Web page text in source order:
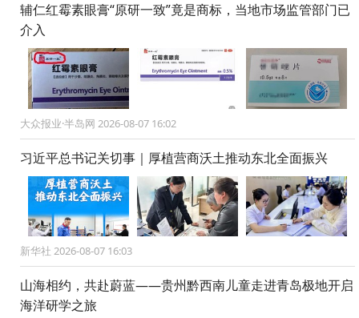
辅仁红霉素眼膏“原研一致”竟是商标，当地市场监管部门已
介入
大众报业·半岛网 2026-08-07 16:02
习近平总书记关切事｜厚植营商沃土推动东北全面振兴
新华社 2026-08-07 16:03
山海相约，共赴蔚蓝——贵州黔西南儿童走进青岛极地开启
海洋研学之旅